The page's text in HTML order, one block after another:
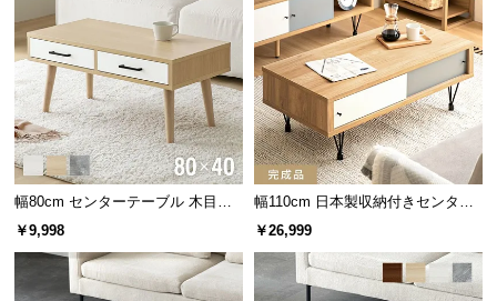
型
商
品
の
配
送
に
つ
い
て
木の美しい質感を活かした塗装
天然木本来の味わいを出すため、木目や質感を活か
した塗装を施しました。
幅80cm センターテーブル 木目調/
モルタル調 収納付き テーパードレ
￥9,998
幅110cm 日本製収納付きセンター
テーブル TCT-007
￥26,999